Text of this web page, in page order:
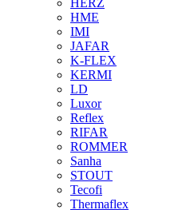
HME
IMI
JAFAR
K-FLEX
KERMI
LD
Luxor
Reflex
RIFAR
ROMMER
Sanha
STOUT
Tecofi
Thermaflex